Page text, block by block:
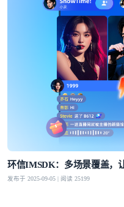
环信IMSDK：多场景覆盖，
发布于 2025-09-05 | 阅读 25199